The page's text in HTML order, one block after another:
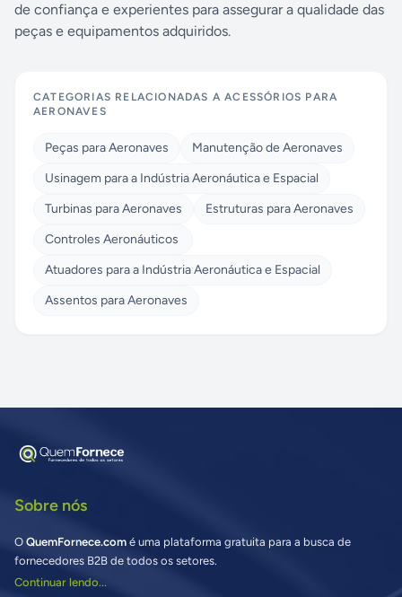
de confiança e experientes para assegurar a qualidade das
peças e equipamentos adquiridos.
CATEGORIAS RELACIONADAS AACESSÓRIOS PARA
AERONAVES
Peças para Aeronaves
Manutenção de Aeronaves
Usinagem para a Indústria Aeronáutica e Espacial
Turbinas para Aeronaves
Estruturas para Aeronaves
Controles Aeronáuticos
Atuadores para a Indústria Aeronáutica e Espacial
Assentos para Aeronaves
Sobre nós
O QuemFornece.com é uma plataforma gratuita para a busca de
fornecedores B2B de todos os setores.
Continuar lendo...